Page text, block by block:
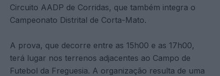
Circuito AADP de Corridas, que também integra o
Campeonato Distrital de Corta-Mato.
A prova, que decorre entre as 15h00 e as 17h00,
terá lugar nos terrenos adjacentes ao Campo de
Futebol da Freguesia. A organização resulta de uma